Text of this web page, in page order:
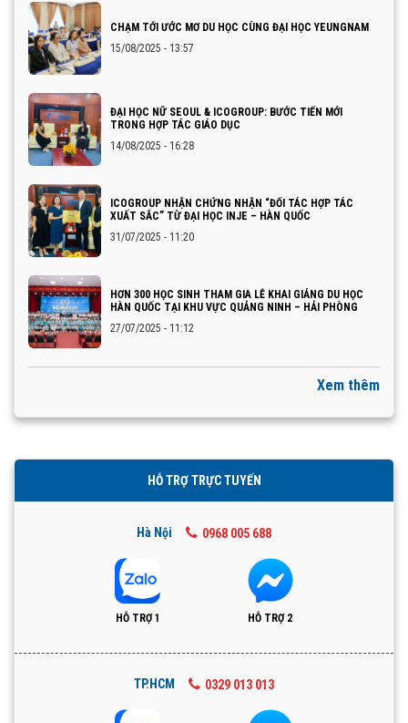
CHẠM TỚI ƯỚC MƠ DU HỌC CÙNG ĐẠI HỌC YEUNGNAM
15/08/2025 - 13:57
ĐẠI HỌC NỮ SEOUL & ICOGROUP: BƯỚC TIẾN MỚI
TRONG HỢP TÁC GIÁO DỤC
14/08/2025 - 16:28
ICOGROUP NHẬN CHỨNG NHẬN “ĐỐI TÁC HỢP TÁC
XUẤT SẮC” TỪ ĐẠI HỌC INJE – HÀN QUỐC
31/07/2025 - 11:20
HƠN 300 HỌC SINH THAM GIA LỄ KHAI GIẢNG DU HỌC
HÀN QUỐC TẠI KHU VỰC QUẢNG NINH – HẢI PHÒNG
27/07/2025 - 11:12
Xem thêm
HỖ TRỢ TRỰC TUYẾN
Hà Nội 0968 005 688
HỖ TRỢ 1 HỖ TRỢ 2
TP.HCM 0329 013 013